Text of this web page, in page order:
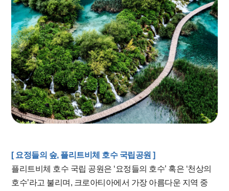
[ 요정들의 숲, 플리트비체 호수 국립공원 ]
플리트비체 호수 국립 공원은 ‘요정들의 호수’ 혹은 ‘천상의
호수’라고 불리며, 크로아티아에서 가장 아름다운 지역 중